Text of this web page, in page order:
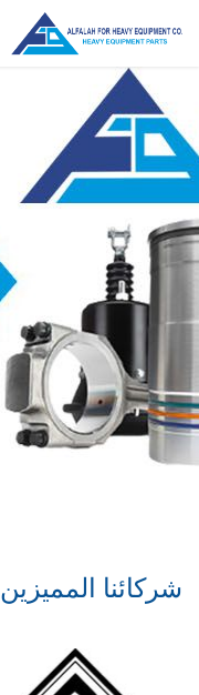
شركائنا المميزين